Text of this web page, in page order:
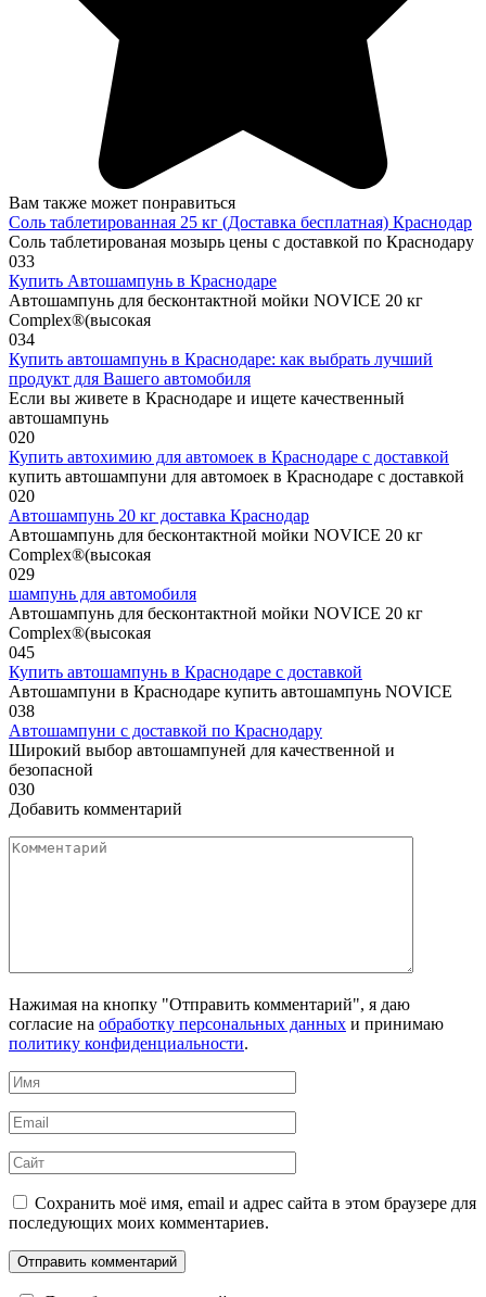
Вам также может понравиться
Соль таблетированная 25 кг (Доставка бесплатная) Краснодар
Соль таблетированая мозырь цены с доставкой по Краснодару
033
Купить Автошампунь в Краснодаре
Автошампунь для бесконтактной мойки NOVICE 20 кг
Complex®(высокая
034
Купить автошампунь в Краснодаре: как выбрать лучший
продукт для Вашего автомобиля
Если вы живете в Краснодаре и ищете качественный
автошампунь
020
Купить автохимию для автомоек в Краснодаре с доставкой
купить автошампуни для автомоек в Краснодаре с доставкой
020
Автошампунь 20 кг доставка Краснодар
Автошампунь для бесконтактной мойки NOVICE 20 кг
Complex®(высокая
029
шампунь для автомобиля
Автошампунь для бесконтактной мойки NOVICE 20 кг
Complex®(высокая
045
Купить автошампунь в Краснодаре с доставкой
Автошампуни в Краснодаре купить автошампунь NOVICE
038
Автошампуни с доставкой по Краснодару
Широкий выбор автошампуней для качественной и
безопасной
030
Добавить комментарий
Комментарий
Нажимая на кнопку "Отправить комментарий", я даю
согласие на обработку персональных данных и принимаю
политику конфиденциальности.
Имя
*
Email
*
Сайт
Сохранить моё имя, email и адрес сайта в этом браузере для
последующих моих комментариев.